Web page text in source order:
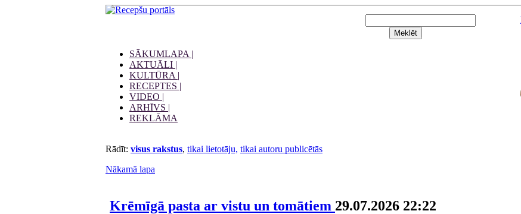
SĀKUMLAPA |
AKTUĀLI |
KULTŪRA |
RECEPTES |
VIDEO |
ARHĪVS |
REKLĀMA
Rādīt: visus rakstus, tikai lietotāju, tikai autoru publicētās
Nākamā lapa
Krēmīgā pasta ar vistu un tomātiem 29.07.2026 22:22